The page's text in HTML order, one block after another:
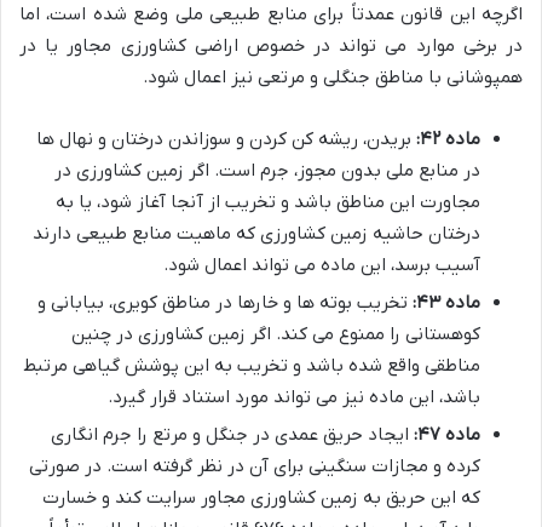
اگرچه این قانون عمدتاً برای منابع طبیعی ملی وضع شده است، اما
در برخی موارد می تواند در خصوص اراضی کشاورزی مجاور یا در
همپوشانی با مناطق جنگلی و مرتعی نیز اعمال شود.
ماده ۴۲:
بریدن، ریشه کن کردن و سوزاندن درختان و نهال ها
در منابع ملی بدون مجوز، جرم است. اگر زمین کشاورزی در
مجاورت این مناطق باشد و تخریب از آنجا آغاز شود، یا به
درختان حاشیه زمین کشاورزی که ماهیت منابع طبیعی دارند
آسیب برسد، این ماده می تواند اعمال شود.
ماده ۴۳:
تخریب بوته ها و خارها در مناطق کویری، بیابانی و
کوهستانی را ممنوع می کند. اگر زمین کشاورزی در چنین
مناطقی واقع شده باشد و تخریب به این پوشش گیاهی مرتبط
باشد، این ماده نیز می تواند مورد استناد قرار گیرد.
ماده ۴۷:
ایجاد حریق عمدی در جنگل و مرتع را جرم انگاری
کرده و مجازات سنگینی برای آن در نظر گرفته است. در صورتی
که این حریق به زمین کشاورزی مجاور سرایت کند و خسارت